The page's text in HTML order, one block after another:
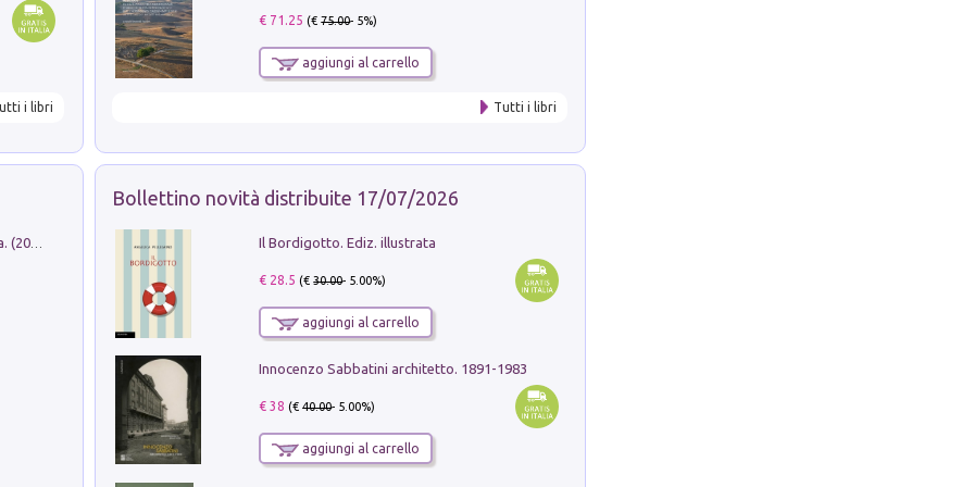
i libri
€ 71.25 (€75.00- 5%)
aggiungi al carrello
Tutti i libri
Dromos. Libro periodico di architettura. (2026). Vol. 15: Post-model
Bollettino novità distribuite 17/07/2026
Il Bordigotto. Ediz. illustrata
€ 28.5 (€30.00- 5.00%)
aggiungi al carrello
Innocenzo Sabbatini architetto. 1891-1983
€ 38 (€40.00- 5.00%)
aggiungi al carrello